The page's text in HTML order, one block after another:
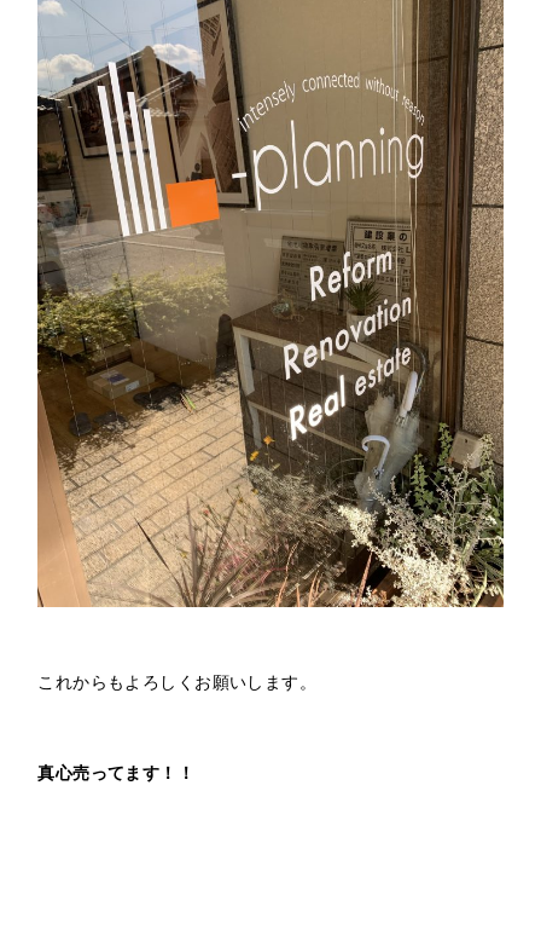
これからもよろしくお願いします。
真心売ってます！！